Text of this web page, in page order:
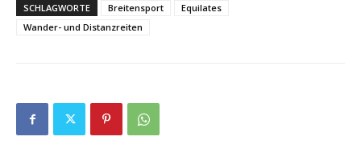
SCHLAGWORTE Breitensport
Equilates
Wander- und Distanzreiten